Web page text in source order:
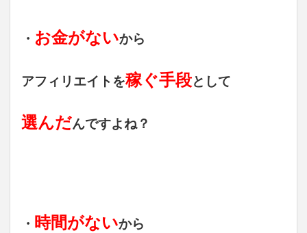
・ お金がないから
アフィリエイトを稼ぐ手段として
選んだんですよね？
・ 時間がないから